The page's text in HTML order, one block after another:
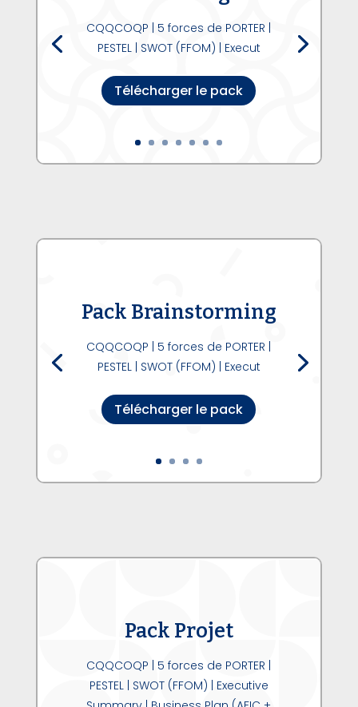
CQQCOQP | 5 forces de PORTER |
PESTEL | SWOT (FFOM) | Execut
Télécharger le pack
Pack Brainstorming
CQQCOQP | 5 forces de PORTER |
PESTEL | SWOT (FFOM) | Execut
Télécharger le pack
Pack Projet
CQQCOQP | 5 forces de PORTER |
PESTEL | SWOT (FFOM) | Executive